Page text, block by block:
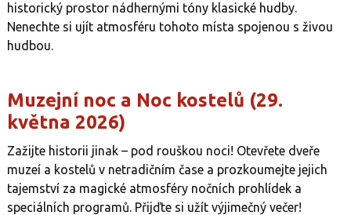
historický prostor nádhernými tóny klasické hudby.
Nenechte si ujít atmosféru tohoto místa spojenou s živou
hudbou.
Muzejní noc a Noc kostelů (29.
května 2026)
Zažijte historii jinak – pod rouškou noci! Otevřete dveře
muzeí a kostelů v netradičním čase a prozkoumejte jejich
tajemství za magické atmosféry nočních prohlídek a
speciálních programů. Přijďte si užít výjimečný večer!